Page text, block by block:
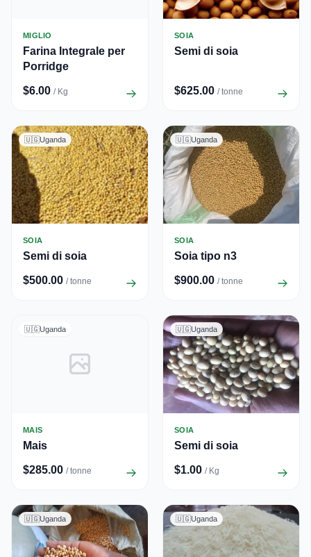
MIGLIO
Farina Integrale per
Porridge
$6.00 / Kg
SOIA
Semi di soia
$625.00 / tonne
🇺🇬Uganda
SOIA
Semi di soia
$500.00 / tonne
🇺🇬Uganda
SOIA
Soia tipo n3
$900.00 / tonne
🇺🇬Uganda
MAIS
Mais
$285.00 / tonne
🇺🇬Uganda
SOIA
Semi di soia
$1.00 / Kg
🇺🇬Uganda 🇺🇬Uganda